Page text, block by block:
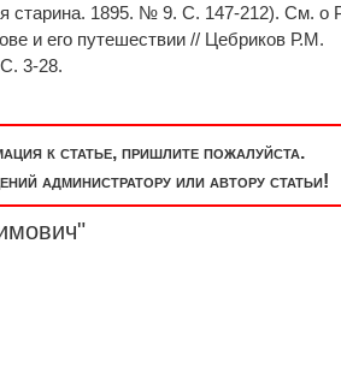
старина. 1895. № 9. С. 147-212). См. о
и его путешествии // Цебриков Р.М.
3-28.
к статье, пришлите пожалуйста.
администратору или автору статьи!